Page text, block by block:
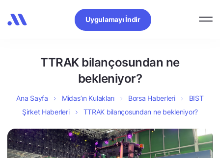
Uygulamayı İndir
TTRAK bilançosundan ne
bekleniyor?
Ana Sayfa Midas’ın Kulakları Borsa Haberleri
BIST
Şirket Haberleri
TTRAK bilançosundan ne bekleniyor?